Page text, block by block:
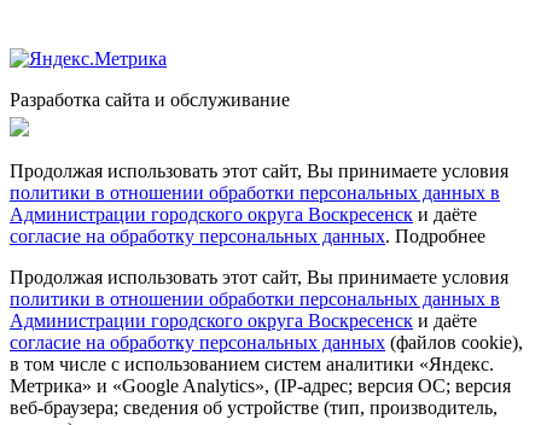
Разработка сайта и обслуживание
Продолжая использовать этот сайт, Вы принимаете условия
политики в отношении обработки персональных данных в
Администрации городского округа Воскресенск и даёте
согласие на обработку персональных данных. Подробнее
Продолжая использовать этот сайт, Вы принимаете условия
политики в отношении обработки персональных данных в
Администрации городского округа Воскресенск и даёте
согласие на обработку персональных данных (файлов cookie),
в том числе с использованием систем аналитики «Яндекс.
Метрика» и «Google Analytics», (IP-адрес; версия ОС; версия
веб-браузера; сведения об устройстве (тип, производитель,